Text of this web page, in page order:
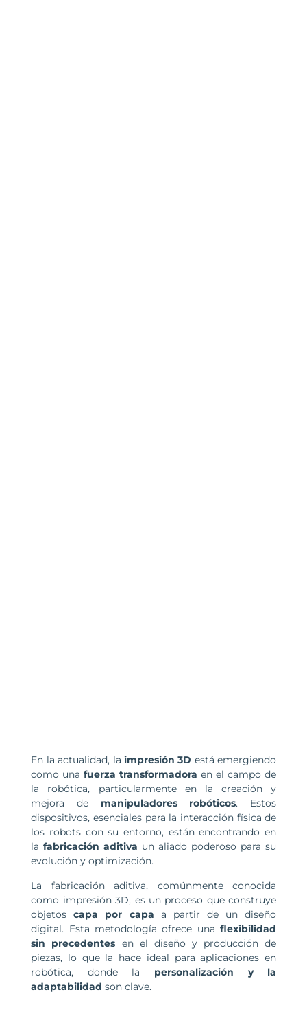
En la actualidad, la impresión 3D está emergiendo
como unafuerza transformadora en el campo de
la robótica, particularmente en la creación y
mejora de manipuladores robóticos. Estos
dispositivos, esenciales para la interacción física de
los robots con su entorno, están encontrando en
lafabricación aditiva un aliado poderoso para su
evolución y optimización.
La fabricación aditiva, comúnmente conocida
como impresión 3D, es un proceso que construye
objetoscapa por capa a partir de un diseño
digital. Esta metodología ofrece unaflexibilidad
sin precedentes en el diseño y producción de
piezas, lo que la hace ideal para aplicaciones en
robótica, donde la personalización y la
adaptabilidad son clave.